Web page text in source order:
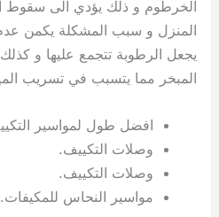
الخرطوم و ذلك يؤدي الى سقوط
المنزل و سبب المشكلة يكمن
يجعل الرطوبة تتجمع عليها و
المبخر مما يتسبب في تسريب
افضل طول لمواسير
وصلات التكييف.
وصلات التكييف.
مواسير النحاس للمكيفات.